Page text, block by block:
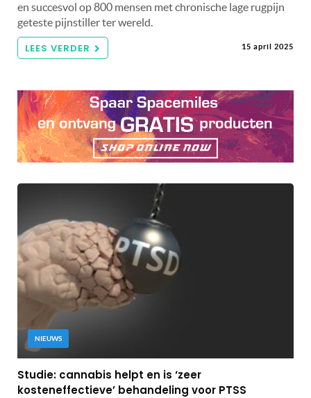
en succesvol op 800 mensen met chronische lage rugpijn
geteste pijnstiller ter wereld.
LEES VERDER 15 april 2025
NIEUWS
Studie: cannabis helpt en is ‘zeer
kosteneffectieve’ behandeling voor PTSS